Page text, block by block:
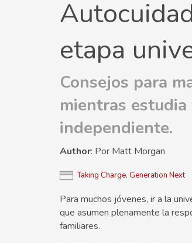
etapa
Consejos para
mientras
independiente.
Author: Por Matt Morgan
Taking Charge, Generation Next
Para muchos jóvenes, ir a la
que asumen plenamente la
familiares.